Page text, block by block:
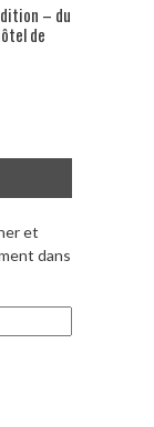
– du
de
et
dans